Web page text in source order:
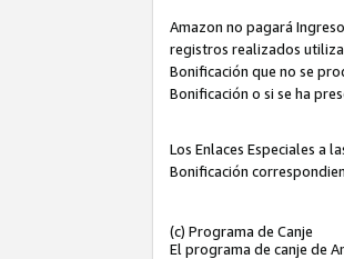
Amazon no pagará
registros realizados
Bonificación que no se
Bonificación o si se ha
Los Enlaces Especiales a
Bonificación
(c) Programa de Canje
El programa de canje de